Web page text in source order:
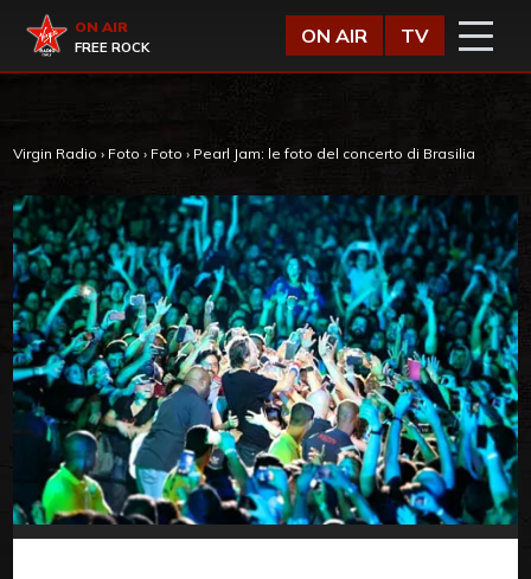
Virgin Radio
ON AIR
FREE ROCK
ON AIR TV
Virgin Radio › Foto › Foto › Pearl Jam: le foto del concerto di Brasilia